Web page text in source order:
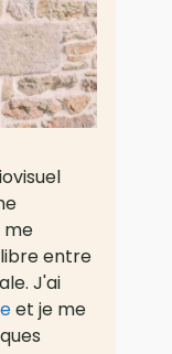
me
entre
J'ai
et je me